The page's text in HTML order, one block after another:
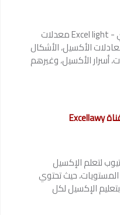
ستتعلم من خلال قناة ثائر السوسي - Excel light معدلات
الأكسيل، الأشكال
أسرار الأكسيل، وغيرهم
لتعلم الإكسيل
حيث تحتوي
الإكسيل لكل